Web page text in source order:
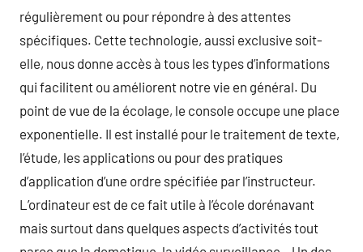
régulièrement ou pour répondre à des attentes
spécifiques. Cette technologie, aussi exclusive soit-
elle, nous donne accès à tous les types d’informations
qui facilitent ou améliorent notre vie en général. Du
point de vue de la écolage, le console occupe une place
exponentielle. Il est installé pour le traitement de texte,
l’étude, les applications ou pour des pratiques
d’application d’une ordre spécifiée par l’instructeur.
L’ordinateur est de ce fait utile à l’école dorénavant
mais surtout dans quelques aspects d’activités tout